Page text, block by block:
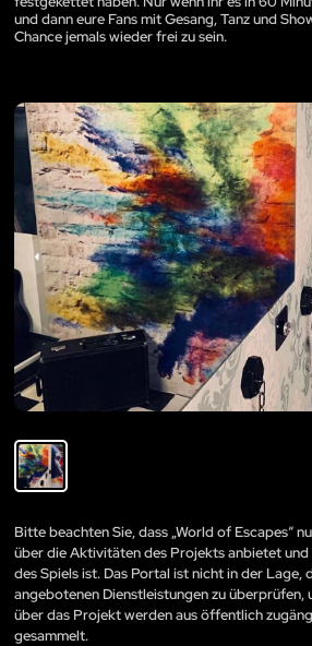
und dann eure Fans mit Gesang, Tanz und
Chance jemals wieder frei zu sein.
Bitte beachten Sie, dass „World of Escapes“
über die Aktivitäten des Projekts anbietet
des Spiels ist. Das Portal ist nicht in der Lage,
angebotenen Dienstleistungen zu überprüfen,
über das Projekt werden aus öffentlich
gesammelt.